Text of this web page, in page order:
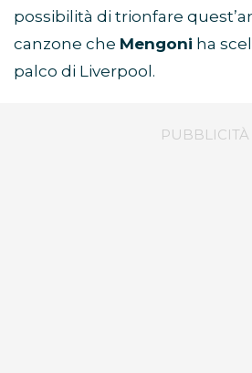
possibilità di trionfare
canzone che Mengoni ha
palco di Liverpool.